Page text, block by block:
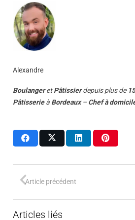
Alexandre
BoulangeretPâtissierdepuis plus de
Pâtisserieà Bordeaux–Chef à
Article précédent
Articles liés